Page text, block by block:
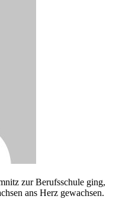
zur Berufsschule ging,
ans Herz gewachsen.